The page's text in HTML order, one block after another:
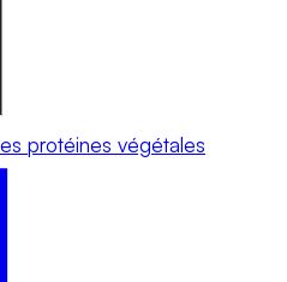
protéines végétales